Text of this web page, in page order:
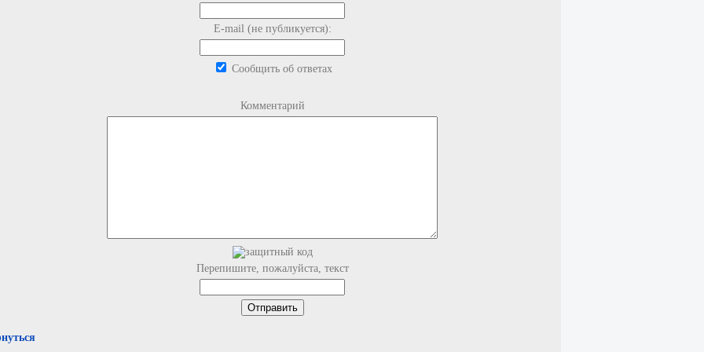
E-mail (не публикуется):
Сообщить об ответах
Комментарий
Перепишите, пожалуйста, текст